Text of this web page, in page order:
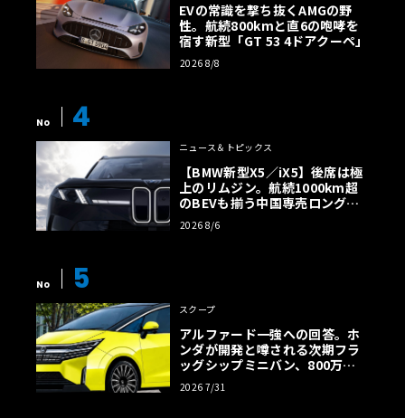
ロールス・ロイス・モーター・カーズでアジアパシフィッ
ク・リージョナルディレクターを務めるホール・ハリス
は、開催された写真展について、次のようなコメントを発
EVの常識を撃ち抜くAMGの野
性。航続800kmと直6の咆哮を
宿す新型「GT 53 4ドアクーペ」
2026 8/8
No 4
ニュース＆トピックス
【BMW新型X5／iX5】後席は極
上のリムジン。航続1000km超
のBEVも揃う中国専売ロング仕
様の全貌
2026 8/6
No 5
スクープ
アルファード一強への回答。ホ
ンダが開発と噂される次期フラ
ッグシップミニバン、800万円
超の勝算【予想CG】
2026 7/31